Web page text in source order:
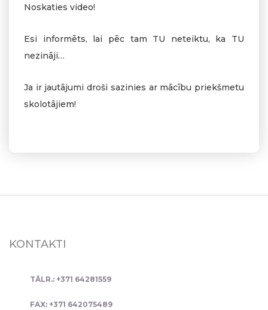
Noskaties video!
Esi informēts, lai pēc tam TU neteiktu, ka TU
nezināji…
Ja ir jautājumi droši sazinies ar mācību priekšmetu
skolotājiem!
KONTAKTI
TĀLR.: +371 64281559
FAX: +371 642075489